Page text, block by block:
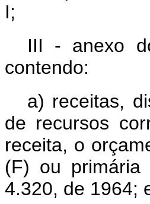
I;
III - anexo
contendo:
a) receitas,
de recursos
receita, o
(F) ou
4.320, de 1964;